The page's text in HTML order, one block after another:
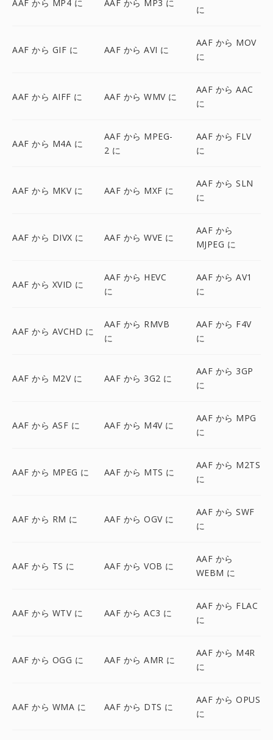
AAF から MP4 に AAF から MP3 に
に
AAF から GIF に AAF から AVI に
AAF から MOV
に
AAF から AIFF に AAF から WMV に
AAF から AAC
に
AAF から M4A に
AAF から MPEG-
2 に
AAF から FLV
に
AAF から MKV に AAF から MXF に
AAF から SLN
に
AAF から DIVX に AAF から WVE に
AAF から
MJPEG に
AAF から XVID に
AAF から HEVC
に
AAF から AV1
に
AAF から AVCHD に
AAF から RMVB
に
AAF から F4V
に
AAF から M2V に AAF から 3G2 に
AAF から 3GP
に
AAF から ASF に AAF から M4V に
AAF から MPG
に
AAF から MPEG に AAF から MTS に
AAF から M2TS
に
AAF から RM に AAF から OGV に
AAF から SWF
に
AAF から TS に AAF から VOB に
AAF から
WEBM に
AAF から WTV に AAF から AC3 に
AAF から FLAC
に
AAF から OGG に AAF から AMR に
AAF から M4R
に
AAF から WMA に AAF から DTS に
AAF から OPUS
に